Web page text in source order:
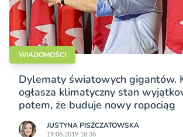
WIADOMOŚCI
Dylematy światowych gigantów.
ogłasza klimatyczny stan
potem, że buduje nowy ropociąg
JUSTYNA PISZCZATOWSKA
19.06.2019 18:36